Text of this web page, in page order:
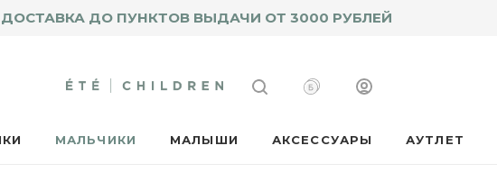
ДО ПУНКТОВ ВЫДАЧИ ОТ 3000 РУБЛЕЙ
МАЛЬЧИКИ МАЛЫШИ АКСЕССУАРЫ АУТЛЕТ